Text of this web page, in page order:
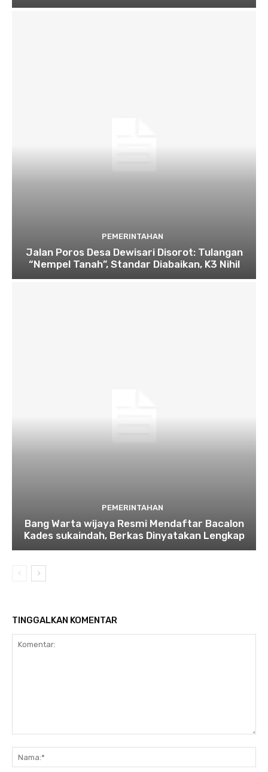
PEMERINTAHAN
Jalan Poros Desa Dewisari Disorot: Tulangan
“Nempel Tanah”, Standar Diabaikan, K3 Nihil
PEMERINTAHAN
Bang Warta wijaya Resmi Mendaftar Bacalon
Kades sukaindah, Berkas Dinyatakan Lengkap
TINGGALKAN KOMENTAR